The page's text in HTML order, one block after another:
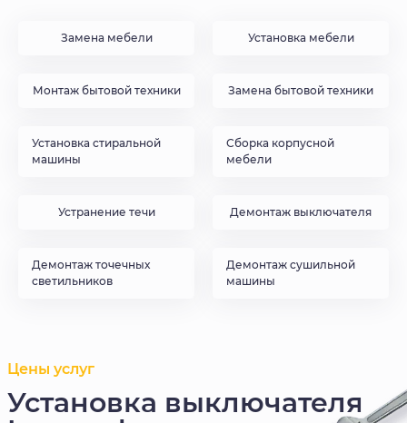
Замена мебели Установка мебели
Монтаж бытовой техники Замена бытовой техники
Установка стиральной
машины
Сборка корпусной
мебели
Устранение течи Демонтаж выключателя
Демонтаж точечных
светильников
Демонтаж сушильной
машины
Цены услуг
Установка выключателя